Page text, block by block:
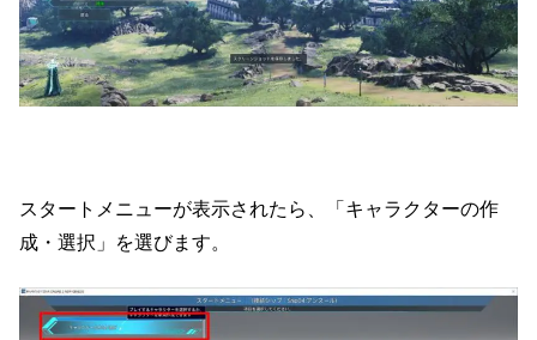
スタートメニューが表示されたら、「キャラクターの作
成・選択」を選びます。